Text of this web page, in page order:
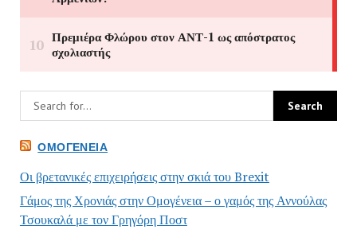
ΟΜΟΓΈΝΕΙΑ
Οι βρετανικές επιχειρήσεις στην σκιά του Brexit
Γάμος της Χρονιάς στην Ομογένεια – ο γαμός της Αννούλας
Τσουκαλά με τον Γρηγόρη Ποστ